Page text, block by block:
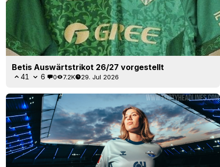
Betis Auswärtstrikot 26/27 vorgestellt
41 6 0 7.2K 29. Jul 2026